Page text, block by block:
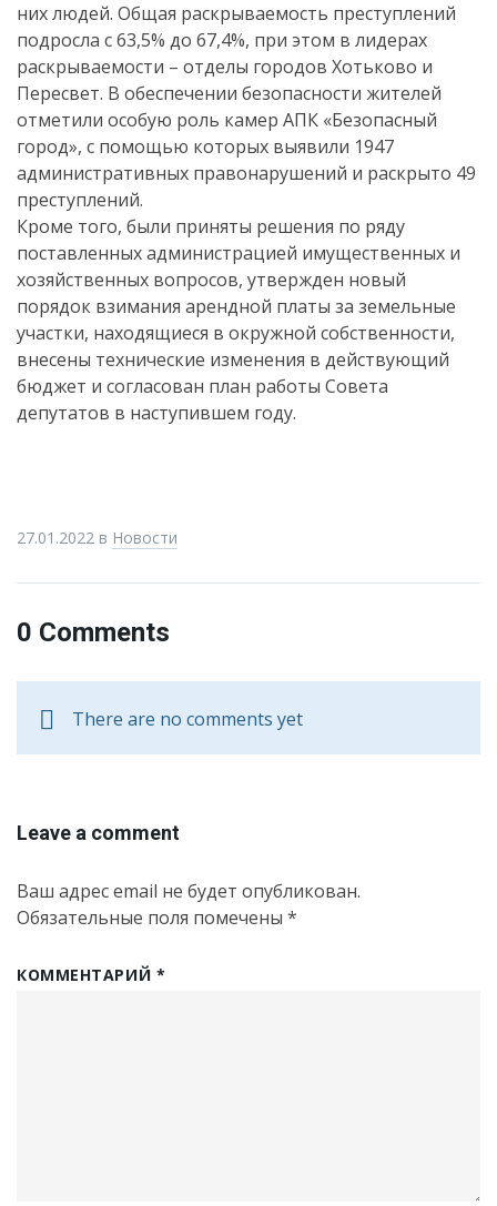
них людей. Общая раскрываемость преступлений
подросла с 63,5% до 67,4%, при этом в лидерах
раскрываемости – отделы городов Хотьково и
Пересвет. В обеспечении безопасности жителей
отметили особую роль камер АПК «Безопасный
город», с помощью которых выявили 1947
административных правонарушений и раскрыто 49
преступлений.
Кроме того, были приняты решения по ряду
поставленных администрацией имущественных и
хозяйственных вопросов, утвержден новый
порядок взимания арендной платы за земельные
участки, находящиеся в окружной собственности,
внесены технические изменения в действующий
бюджет и согласован план работы Совета
депутатов в наступившем году.
27.01.2022 в Новости
0 Comments
There are no comments yet
Leave a comment
Ваш адрес email не будет опубликован.
Обязательные поля помечены *
КОММЕНТАРИЙ *